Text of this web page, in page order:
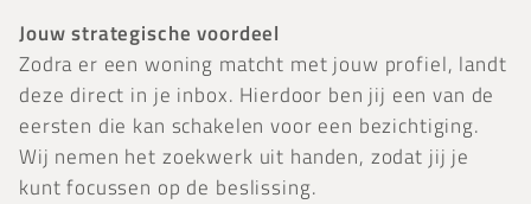
Jouw strategische voordeel
Zodra er een woning matcht met jouw profiel, landt
deze direct in je inbox. Hierdoor ben jij een van de
eersten die kan schakelen voor een bezichtiging.
Wij nemen het zoekwerk uit handen, zodat jij je
kunt focussen op de beslissing.